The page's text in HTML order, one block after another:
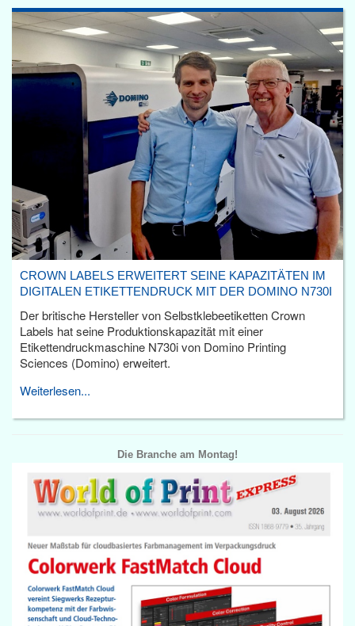
CROWN LABELS ERWEITERT SEINE KAPAZITÄTEN IM
DIGITALEN ETIKETTENDRUCK MIT DER DOMINO N730I
Der britische Hersteller von Selbstklebeetiketten Crown
Labels hat seine Produktionskapazität mit einer
Etikettendruckmaschine N730i von Domino Printing
Sciences (Domino) erweitert.
Weiterlesen...
Die Branche am Montag!